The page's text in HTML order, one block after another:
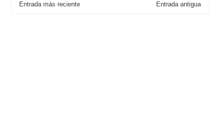
Entrada más reciente Entrada antigua